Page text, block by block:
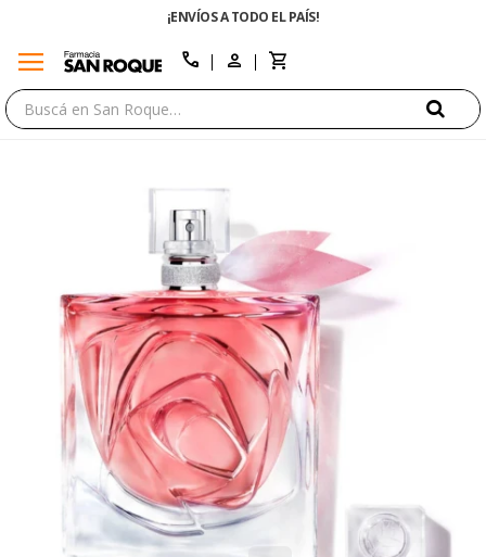
¡ENVÍOS A TODO EL PAÍS!
menu call
close